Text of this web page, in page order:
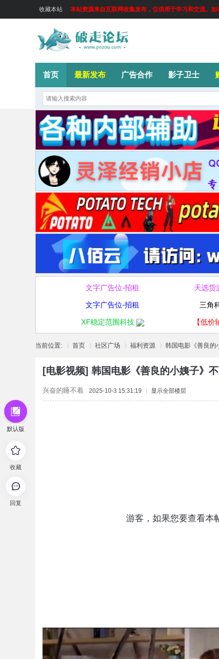
收藏本站 本站资源来自互联网收集发布，仅供用于学习和交流。
首页 最新发布 广告合作 影子卫士
文字广告位-招租 天选货
文字广告位-招租 三角
XF稳定范围科技 【低
当前位置:
»
首页 社区广场 福利资源
›
韩国电影《善良的
默认版
收藏
回复
[电影视频] 韩国电影《善良的小姨子》
兴奋的睡不着 2025-10-3 15:31:19 显示全部楼层
游客，如果您要查看本